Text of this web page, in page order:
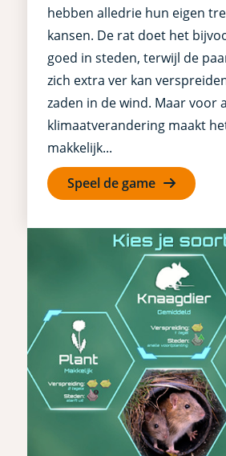
hebben alledrie hun eigen
kansen. De rat doet het
goed in steden, terwijl de
zich extra ver kan
zaden in de wind. Maar voor
klimaatverandering maakt
makkelijk...
Speel de game